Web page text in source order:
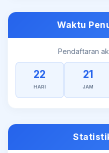
Waktu
Pendaftaran
22
HARI
21
JAM